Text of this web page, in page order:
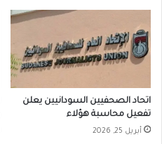
اتحاد الصحفيين السودانيين يعلن
تفعيل محاسبة هؤلاء
أبريل 25, 2026